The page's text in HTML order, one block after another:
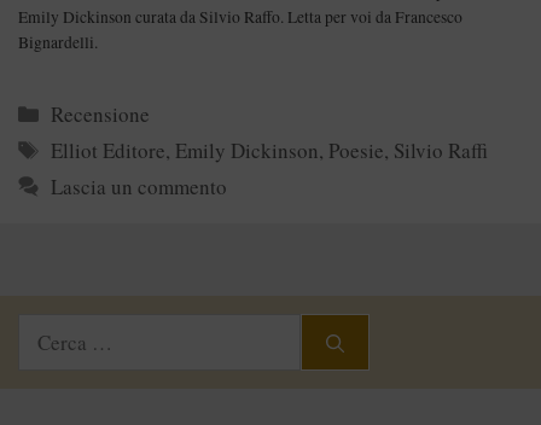
Emily Dickinson curata da Silvio Raffo. Letta per voi da Francesco
Bignardelli.
Categorie
Recensione
Tag
Elliot Editore, Emily Dickinson, Poesie, Silvio Raffi
Lascia un commento
Ricerca